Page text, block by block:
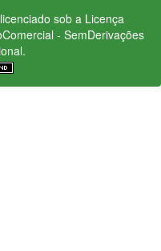
sob a Licença
- SemDerivações